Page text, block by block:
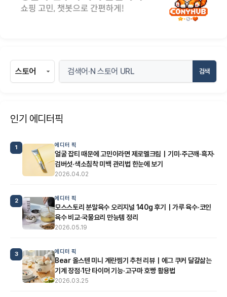
검색
인기 에디터픽
1 에디터 픽
얼굴 잡티 때문에 고민이라면 제로멜크림｜기미·주근깨·흑자·
검버섯·색소침착 미백 관리법 한눈에 보기
2026.04.02
2 에디터 픽
모스스토리 분말육수 오리지널 140g 후기｜가루 육수·코인
육수 비교·국물요리 만능템 정리
2026.05.19
3 에디터 픽
Bear 올스텐 미니 계란찜기 추천 리뷰｜에그 쿠커 달걀삶는
기계 장점·1단 타이머 기능·고구마 호빵 활용법
2026.03.25